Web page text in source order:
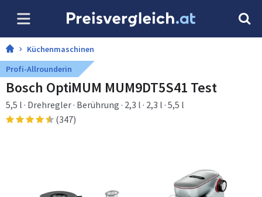
Küchenmaschinen
Profi-Allrounderin
Bosch OptiMUM MUM9DT5S41 Test
5,5 l · Drehregler · Berührung · 2,3 l · 2,3 l · 5,5 l
(347)